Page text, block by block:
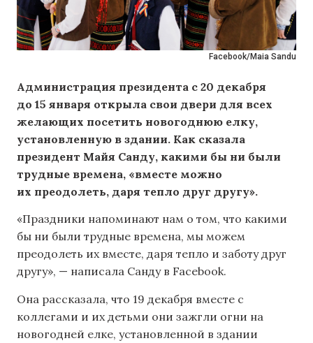
Facebook/Maia Sandu
Администрация президента с 20 декабря
до 15 января открыла свои двери для всех
желающих посетить новогоднюю елку,
установленную в здании. Как сказала
президент Майя Санду, какими бы ни были
трудные времена, «вместе можно
их преодолеть, даря тепло друг другу».
«Праздники напоминают нам о том, что какими
бы ни были трудные времена, мы можем
преодолеть их вместе, даря тепло и заботу друг
другу», — написала Санду в Facebook.
Она рассказала, что 19 декабря вместе с
коллегами и их детьми они зажгли огни на
новогодней елке, установленной в здании